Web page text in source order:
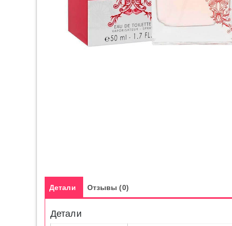
Детали Отзывы (0)
Детали